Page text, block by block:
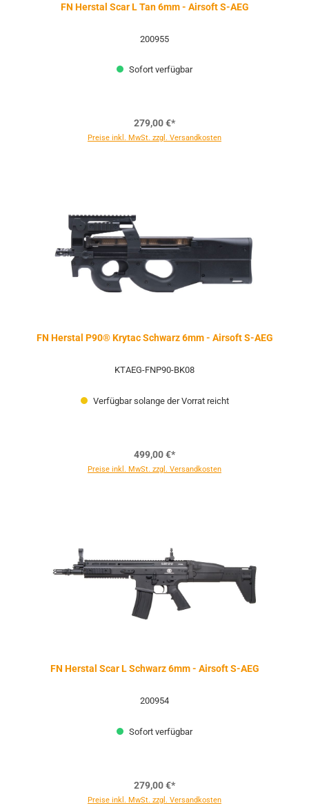
FN Herstal Scar L Tan 6mm - Airsoft S-AEG
200955
Sofort verfügbar
279,00 €*
Preise inkl. MwSt. zzgl. Versandkosten
FN Herstal P90® Krytac Schwarz 6mm - Airsoft S-AEG
KTAEG-FNP90-BK08
Verfügbar solange der Vorrat reicht
499,00 €*
Preise inkl. MwSt. zzgl. Versandkosten
FN Herstal Scar L Schwarz 6mm - Airsoft S-AEG
200954
Sofort verfügbar
279,00 €*
Preise inkl. MwSt. zzgl. Versandkosten